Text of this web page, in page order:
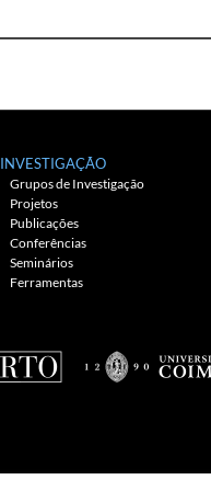
INVESTIGAÇÃO
Grupos de Investigação
Projetos
Publicações
Conferências
Seminários
Ferramentas